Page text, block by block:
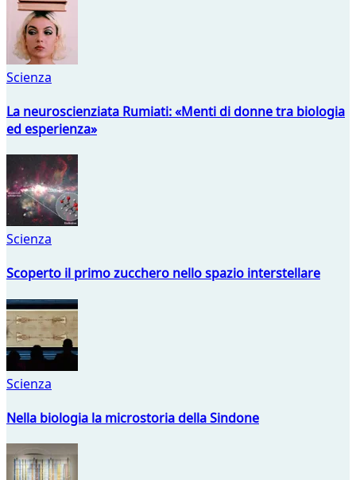
Scienza
La neuroscienziata Rumiati: «Menti di donne tra biologia
ed esperienza»
Scienza
Scoperto il primo zucchero nello spazio interstellare
Scienza
Nella biologia la microstoria della Sindone